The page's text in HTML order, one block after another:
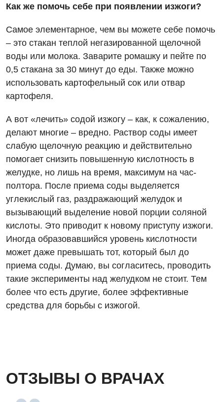
Ортопедия и травматология
Отделение интенсивной терапии
Отделение неотложных состояний
Офтальмологическое отделение
Педиатрическое отделение
Проктология
Пульмонология
Сосудистая хирургия
Терапевтическое отделение
Терапия
Травматологическое отделение
Урологическое отделение
Урология
Как же помочь себе при появлении изжоги?
Самое элементарное, чем вы можете себе помочь
– это стакан теплой негазированной щелочной
воды или молока. Заварите ромашку и пейте по
0,5 стакана за 30 минут до еды. Также можно
использовать картофельный сок или отвар
картофеля.
А вот «лечить» содой изжогу – как, к сожалению,
делают многие – вредно. Раствор соды имеет
слабую щелочную реакцию и действительно
помогает снизить повышенную кислотность в
желудке, но лишь на время, максимум на час-
полтора. После приема соды выделяется
углекислый газ, раздражающий желудок и
вызывающий выделение новой порции соляной
кислоты. Это приводит к новому приступу изжоги.
Иногда образовавшийся уровень кислотности
может даже превышать тот, который был до
приема соды. Думаю, вы согласитесь, проводить
такие эксперименты над желудком не стоит. Тем
более что есть другие, более эффективные
средства для борьбы с изжогой.
ОТЗЫВЫ О ВРАЧАХ